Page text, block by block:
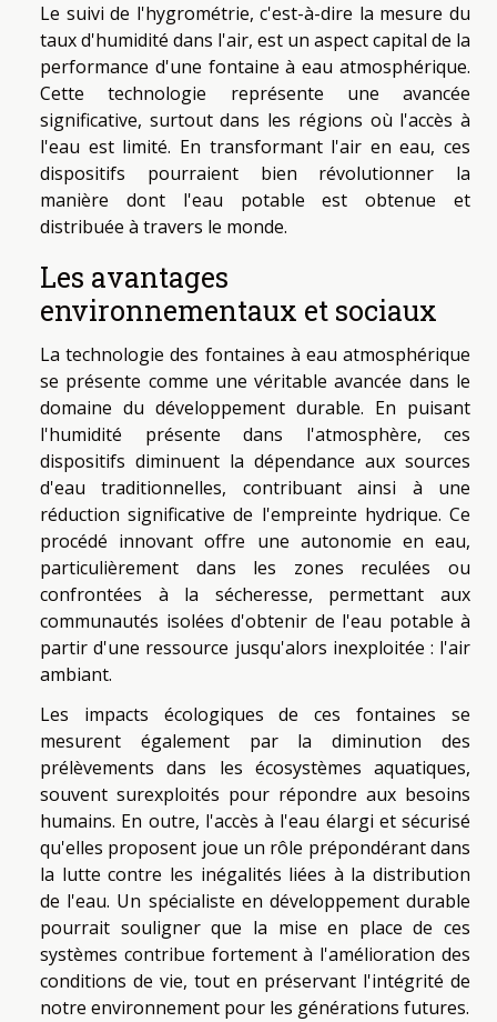
Le suivi de l'hygrométrie, c'est-à-dire la mesure du
taux d'humidité dans l'air, est un aspect capital de la
performance d'une fontaine à eau atmosphérique.
Cette technologie représente une avancée
significative, surtout dans les régions où l'accès à
l'eau est limité. En transformant l'air en eau, ces
dispositifs pourraient bien révolutionner la
manière dont l'eau potable est obtenue et
distribuée à travers le monde.
Les avantages
environnementaux et sociaux
La technologie des fontaines à eau atmosphérique
se présente comme une véritable avancée dans le
domaine du développement durable. En puisant
l'humidité présente dans l'atmosphère, ces
dispositifs diminuent la dépendance aux sources
d'eau traditionnelles, contribuant ainsi à une
réduction significative de l'empreinte hydrique. Ce
procédé innovant offre une autonomie en eau,
particulièrement dans les zones reculées ou
confrontées à la sécheresse, permettant aux
communautés isolées d'obtenir de l'eau potable à
partir d'une ressource jusqu'alors inexploitée : l'air
ambiant.
Les impacts écologiques de ces fontaines se
mesurent également par la diminution des
prélèvements dans les écosystèmes aquatiques,
souvent surexploités pour répondre aux besoins
humains. En outre, l'accès à l'eau élargi et sécurisé
qu'elles proposent joue un rôle prépondérant dans
la lutte contre les inégalités liées à la distribution
de l'eau. Un spécialiste en développement durable
pourrait souligner que la mise en place de ces
systèmes contribue fortement à l'amélioration des
conditions de vie, tout en préservant l'intégrité de
notre environnement pour les générations futures.